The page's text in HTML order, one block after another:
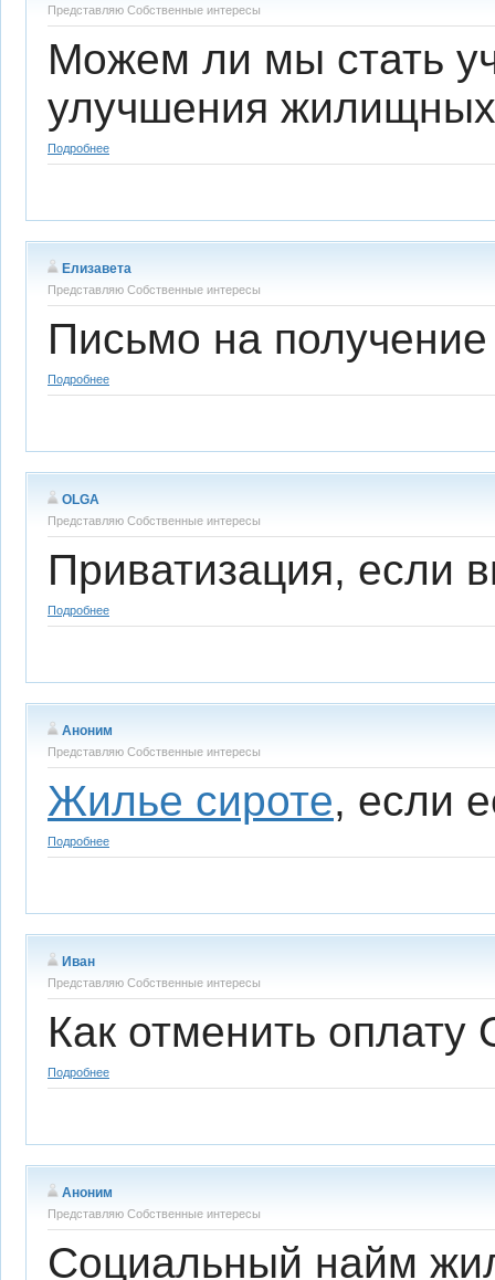
Представляю Собственные интересы
Можем ли мы стать
улучшения
Подробнее
Елизавета
Представляю Собственные интересы
Письмо на
Подробнее
OLGA
Представляю Собственные интересы
Приватизация, если
Подробнее
Аноним
Представляю Собственные интересы
Жилье сироте, если
Подробнее
Иван
Представляю Собственные интересы
Как отменить
Подробнее
Аноним
Представляю Собственные интересы
Социальный найм